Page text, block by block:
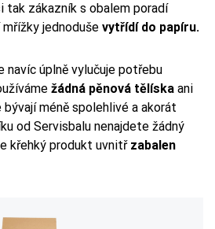
tak zákazník s obalem poradí
jednoduše vytřídí do papíru.
navíc úplně vylučuje potřebu
žádná pěnová tělíska ani
méně spolehlivé a akorát
od Servisbalu nenajdete žádný
křehký produkt uvnitř zabalen